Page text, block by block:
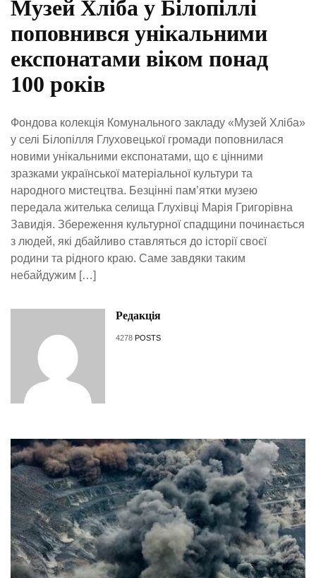
Музей Хліба у Білопіллі
поповнився унікальними
експонатами віком понад
100 років
Фондова колекція Комунального закладу «Музей Хліба»
у селі Білопілля Глуховецької громади поповнилася
новими унікальними експонатами, що є цінними
зразками української матеріальної культури та
народного мистецтва. Безцінні пам’ятки музею
передала жителька селища Глухівці Марія Григорівна
Завидія. Збереження культурної спадщини починається
з людей, які дбайливо ставляться до історії своєї
родини та рідного краю. Саме завдяки таким
небайдужим […]
Редакція
4278 POSTS